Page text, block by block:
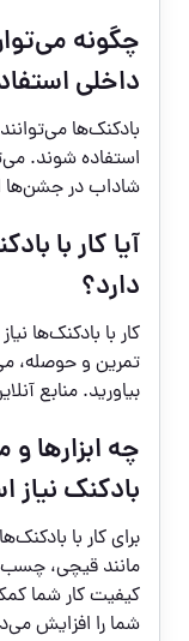
چگونه
داخلی
بادکنک‌ها
استفاده شوند.
شاداب در جشن‌ها
آیا کار با
دارد؟
کار با بادکنک‌ها
تمرین و حوصله،
بیاورید. منابع
چه ابزارها و
بادکنک
برای کار با
مانند قیچی، چسب
کیفیت کار شما
شما را افزایش